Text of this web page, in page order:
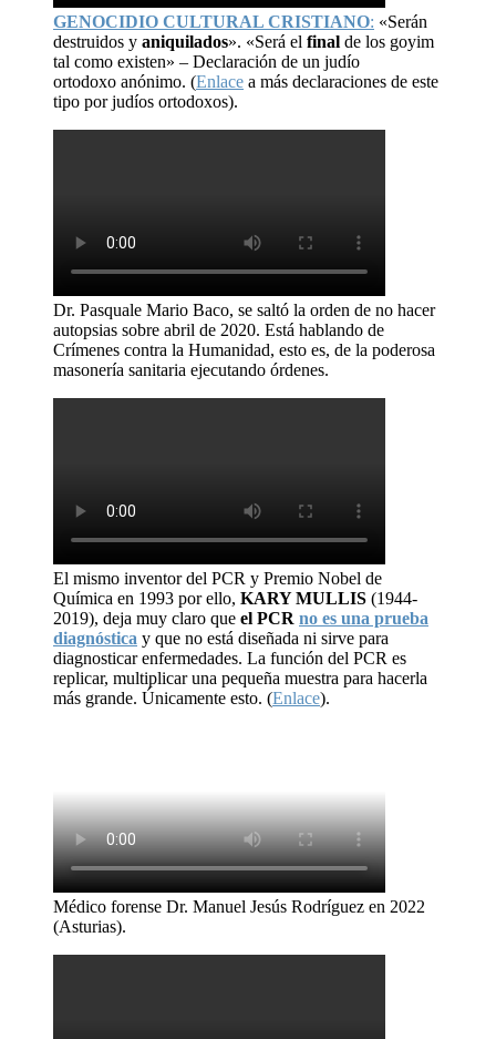
GENOCIDIO CULTURAL CRISTIANO: «Serán
destruidos y aniquilados». «Será el final de los goyim
tal como existen» – Declaración de un judío
ortodoxo anónimo. (Enlace a más declaraciones de este
tipo por judíos ortodoxos).
Dr. Pasquale Mario Baco, se saltó la orden de no hacer
autopsias sobre abril de 2020. Está hablando de
Crímenes contra la Humanidad, esto es, de la poderosa
masonería sanitaria ejecutando órdenes.
El mismo inventor del PCR y Premio Nobel de
Química en 1993 por ello, KARY MULLIS (1944-
2019), deja muy claro que el PCR no es una prueba
diagnóstica y que no está diseñada ni sirve para
diagnosticar enfermedades. La función del PCR es
replicar, multiplicar una pequeña muestra para hacerla
más grande. Únicamente esto. (Enlace).
Médico forense Dr. Manuel Jesús Rodríguez en 2022
(Asturias).